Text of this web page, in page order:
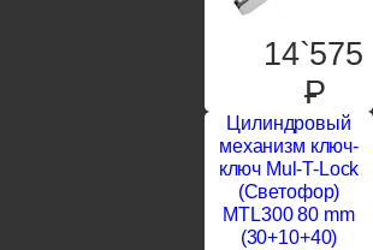
14`575
P
Цилиндровый
механизм ключ-
ключ Mul-T-Lock
(Светофор)
MTL300 80 mm
(30+10+40)